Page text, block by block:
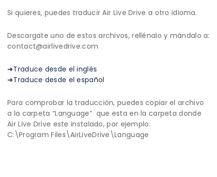
Si quieres, puedes traducir Air Live Drive a otro idioma.
Descargate uno de estos archivos, rellénalo y mándalo a:
contact@airlivedrive.com
➜Traduce desde el inglés
➜Traduce desde el español
Para comprobar la traducción, puedes copiar el archivo
a la carpeta “Language” que esta en la carpeta donde
Air Live Drive este instalado, por ejemplo:
C:\Program Files\AirLiveDrive\Language